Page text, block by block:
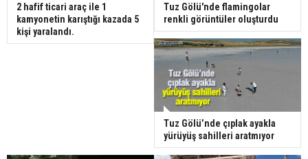
2 hafif ticari araç ile 1
kamyonetin karıştığı kazada 5
kişi yaralandı.
Tuz Gölü'nde flamingolar
renkli görüntüler oluşturdu
Tuz Gölü’nde çıplak ayakla
yürüyüş sahilleri aratmıyor